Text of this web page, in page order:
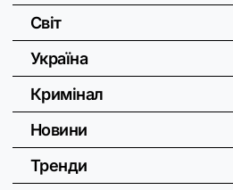
Світ
Україна
Кримінал
Новини
Тренди